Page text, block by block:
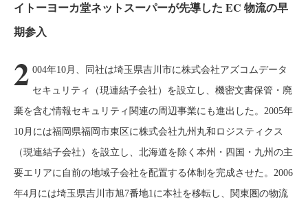
イトーヨーカ堂ネットスーパーが先導した EC 物流の早
期参入
2 004年10月、同社は埼玉県吉川市に株式会社アズコムデータ
セキュリティ（現連結子会社）を設立し、機密文書保管・廃
棄を含む情報セキュリティ関連の周辺事業にも進出した。2005年
10月には福岡県福岡市東区に株式会社九州丸和ロジスティクス
（現連結子会社）を設立し、北海道を除く本州・四国・九州の主
要エリアに自前の地域子会社を配置する体制を完成させた。2006
年4月には埼玉県吉川市旭7番地1に本社を移転し、関東圏の物流